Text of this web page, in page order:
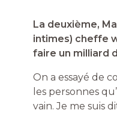
La deuxième,
intimes) cheffe
faire un milliard
On a essayé de
les personnes
vain. Je me suis